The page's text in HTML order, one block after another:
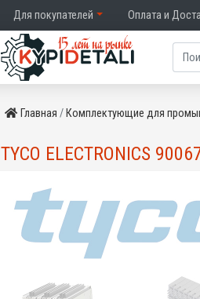
Для покупателей Оплата и
Главная Комплектующие для
TYCO ELECTRONICS